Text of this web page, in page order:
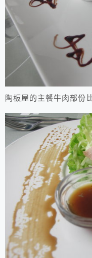
陶板屋的主餐牛肉部份